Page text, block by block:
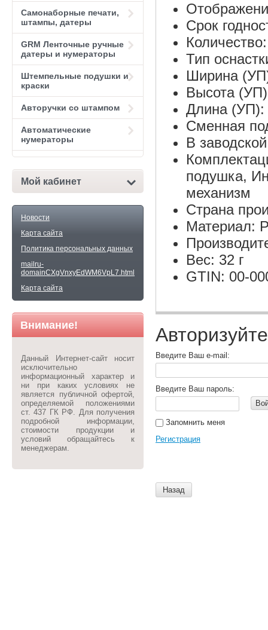
Самонаборные печати,
штампы, датеры
GRM Ленточные ручные
датеры и нумераторы
Штемпельные подушки и
краски
Авторучки со штампом
Автоматические
нумераторы
Мой кабинет
Новости
Карта сайта
Политика персональных данных
mailru-
domainCXgVnxyEdWM6VpL7.html
Карта сайта
Внимание!
Данный Интернет-сайт носит
исключительно
информационный характер и
ни при каких условиях не
является публичной офертой,
определяемой положениями
ст. 437 ГК РФ. Для получения
подробной информации,
стоимости продукции и
условий обращайтесь к
менеджерам.
Срок
Тип
Ширина
Высота
Длина
Сменная
В
подушка,
механизм
Страна
Материал:
Вес: 32 г
GTIN: 00-
Введите Ваш e-mail:
Введите Ваш пароль:
Запомнить меня
Регистрация
Назад